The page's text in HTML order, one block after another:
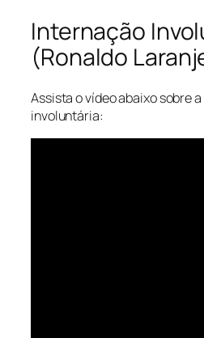
Internação
(Ronaldo
Assista o vídeo abaixo sobre
involuntária: